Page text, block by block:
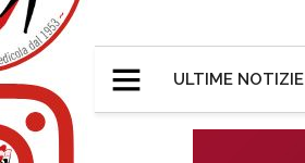
ULTIME NOTIZIE